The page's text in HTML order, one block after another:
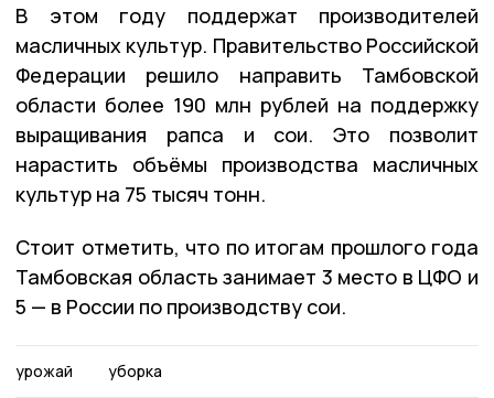
В этом году поддержат производителей
масличных культур. Правительство Российской
Федерации решило направить Тамбовской
области более 190 млн рублей на поддержку
выращивания рапса и сои. Это позволит
нарастить объёмы производства масличных
культур на 75 тысяч тонн.
Стоит отметить, что по итогам прошлого года
Тамбовская область занимает 3 место в ЦФО и
5 — в России по производству сои.
урожай уборка